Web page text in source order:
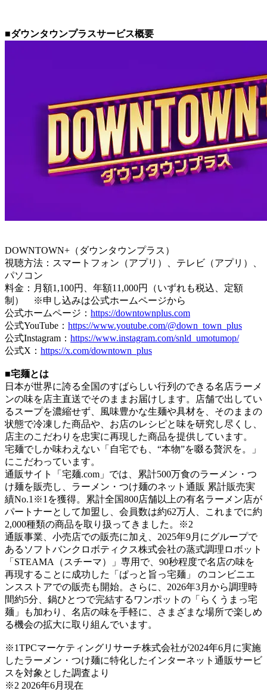
■ダウンタウンプラスサービス概要
DOWNTOWN+（ダウンタウンプラス）
視聴方法：スマートフォン（アプリ）、テレビ（アプリ）、
パソコン
料金：月額1,100円、年額11,000円（いずれも税込、定額
制） ※申し込みは公式ホームページから
公式ホームページ： https://downtownplus.com
公式YouTube： https://www.youtube.com/@down_town_plus
公式Instagram： https://www.instagram.com/snld_umotumop/
公式X： https://x.com/downtown_plus
■宅麺とは
日本が世界に誇る全国のすばらしい行列のできる名店ラーメ
ンの味を店主直送でそのままお届けします。店舗で出してい
るスープを濃縮せず、風味豊かな生麺や具材を、そのままの
状態で冷凍した商品や、お店のレシピと味を研究し尽くし、
店主のこだわりを忠実に再現した商品を提供しています。
宅麺でしか味わえない「自宅でも、“本物”を啜る贅沢を。」
にこだわっています。
通販サイト「宅麺.com」では、累計500万食のラーメン・つ
け麺を販売し、ラーメン・つけ麺のネット通販 累計販売実
績No.1※1を獲得。累計全国800店舗以上の有名ラーメン店が
パートナーとして加盟し、会員数は約62万人、これまでに約
2,000種類の商品を取り扱ってきました。※2
通販事業、小売店での販売に加え、2025年9月にグループで
あるソフトバンクロボティクス株式会社の蒸式調理ロボット
「STEAMA（スチーマ）」専用で、90秒程度で名店の味を
再現することに成功した「ぱっと旨っ宅麺」 のコンビニエ
ンスストアでの販売も開始。さらに、2026年3月から調理時
間約5分、鍋ひとつで完結するワンポットの「らくうまっ宅
麺」も加わり、名店の味を手軽に、さまざまな場所で楽しめ
る機会の拡大に取り組んでいます。
※1TPCマーケティングリサーチ株式会社が2024年6月に実施
したラーメン・つけ麺に特化したインターネット通販サービ
スを対象とした調査より
※2 2026年6月現在